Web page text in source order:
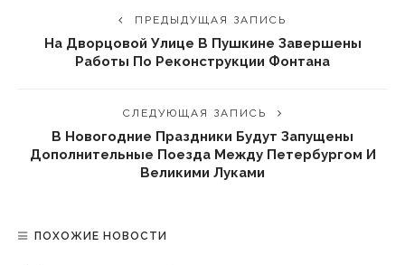
ПРЕДЫДУЩАЯ ЗАПИСЬ
На Дворцовой Улице В Пушкине Завершены
Работы По Реконструкции Фонтана
СЛЕДУЮЩАЯ ЗАПИСЬ
В Новогодние Праздники Будут Запущены
Дополнительные Поезда Между Петербургом И
Великими Луками
ПОХОЖИЕ НОВОСТИ